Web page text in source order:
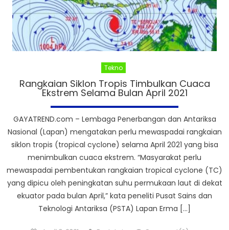
Tekno
Rangkaian Siklon Tropis Timbulkan Cuaca
Ekstrem Selama Bulan April 2021
GAYATREND.com – Lembaga Penerbangan dan Antariksa
Nasional (Lapan) mengatakan perlu mewaspadai rangkaian
siklon tropis (tropical cyclone) selama April 2021 yang bisa
menimbulkan cuaca ekstrem. “Masyarakat perlu
mewaspadai pembentukan rangkaian tropical cyclone (TC)
yang dipicu oleh peningkatan suhu permukaan laut di dekat
ekuator pada bulan April,” kata peneliti Pusat Sains dan
Teknologi Antariksa (PSTA) Lapan Erma […]